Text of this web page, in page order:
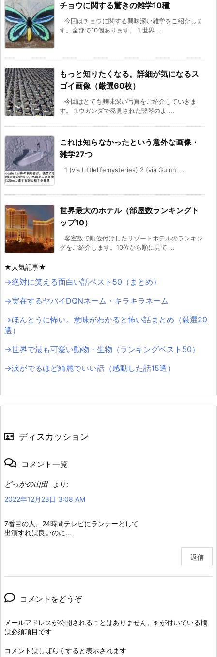
チョウに関する驚きの雑学10種
今回はチョウに関する興味深い雑学をご紹介しま
す。全部で10個あります。 1.世界 ...
もっと知りたくなる。詳細が気になるス
ゴイ画像（厳選60枚）
今回はとても興味深い写真をご紹介していきま
す。 1.ウガンダで発見された竪琴のよ ...
これは知らなかったという意外な画像・
雑学27つ
1 (via Littlelifemysteries) 2 (via Guinn ...
世界最大のホテル（部屋数ランキングト
ップ10）
客室数で順位付けしたリゾートホテルのランキン
グをご紹介します。10位から順に見て ...
★人気記事★
→絶対に笑える面白い話ベスト50（まとめ）
→実在するヤバイDQNネーム・キラキラネーム
→ほんとうに怖い。意味がわかると怖い話まとめ（厳選20
選）
→世界で最も可愛い動物・生物（ランキングベスト50）
→涙がでるほど綺麗でいい話（感動した話15選）
ディスカッション
コメント一覧
どっかの山田
より:
2022年12月28日 3:08 AM
7番目の人、24時間テレビにランナーとして
出演すれば良いのに…
返信
コメントをどうぞ
メールアドレスが公開されることはありません。 ※ が付いている欄
は必須項目です
コメントはしばらくすると表示されます